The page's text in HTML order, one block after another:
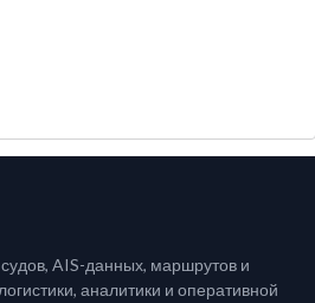
AIS-данных, маршрутов и
аналитики и оперативной